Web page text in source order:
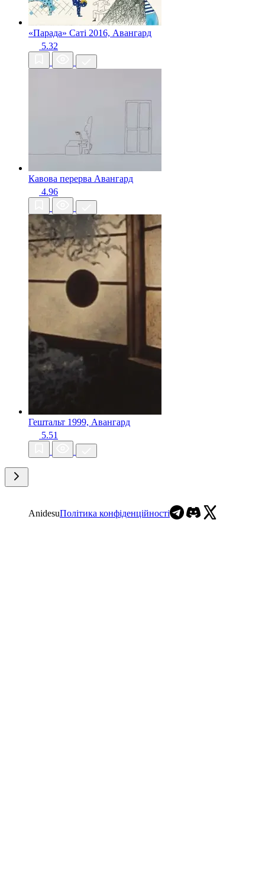
«Парада» Саті 2016, Авангард
5.32
Кавова перерва Авангард
4.96
Гештальт 1999, Авангард
5.51
AnidesuПолітика конфіденційності